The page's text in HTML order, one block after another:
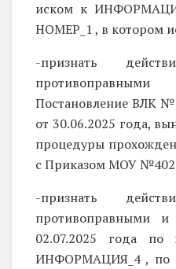
иском к
НОМЕР_1 , в котором
-признать
Постановление ВЛК
от 30.06.2025 года,
процедуры
с Приказом МОУ №402
-признать
противоправными
02.07.2025 года по
ИНФОРМАЦИЯ_4 , по